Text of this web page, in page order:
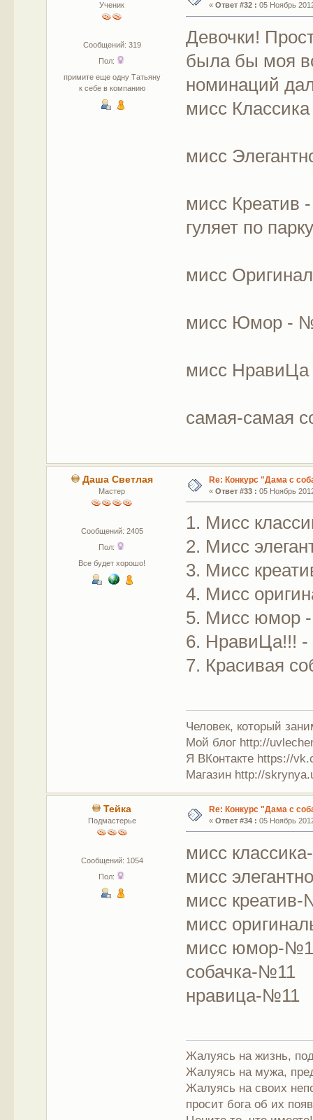
Ученик
Сообщений: 319
Пол:
примите еще одну Татьяну
к себе в компанию
« Ответ #32 : 05 Ноябрь
Девочки!
была бы моя
номинаций
мисс
мисс
мисс Креатив
гуляет по
мисс
мисс Юмор - №
мисс
самая-самая
Даша Светлая
Мастер
Сообщений: 2405
Пол:
Все будет хорошо!
Re: Конкурс "Дама с
« Ответ #33 : 05 Ноябрь
1. Мисс
2. Мисс
3. Мисс
4. Мисс
5. Мисс юмор
6. НравиЦа!!! -
7. Красивая
Человек, который
Мой блог http://
Я ВКонтакте https://
Магазин http://
Тейка
Подмастерье
Сообщений: 1054
Пол:
Re: Конкурс "Дама с
« Ответ #34 : 05 Ноябрь
мисс
мисс
мисс
мисс
мисс юмор-
собачка-№11
нравица-№11
Жалуясь на жизнь,
Жалуясь на мужа,
Жалуясь на своих
просит бога об их